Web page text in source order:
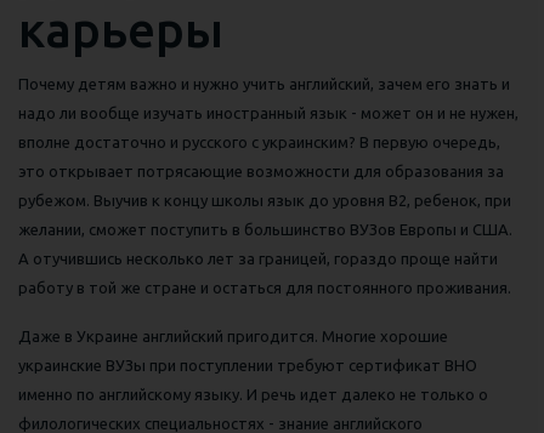
карьеры
Почему детям важно и нужно учить английский, зачем его знать и
надо ли вообще изучать иностранный язык - может он и не нужен,
вполне достаточно и русского с украинским? В первую очередь,
это открывает потрясающие возможности для образования за
рубежом. Выучив к концу школы язык до уровня B2, ребенок, при
желании, сможет поступить в большинство ВУЗов Европы и США.
А отучившись несколько лет за границей, гораздо проще найти
работу в той же стране и остаться для постоянного проживания.
Даже в Украине английский пригодится. Многие хорошие
украинские ВУЗы при поступлении требуют сертификат ВНО
именно по английскому языку. И речь идет далеко не только о
филологических специальностях - знание английского